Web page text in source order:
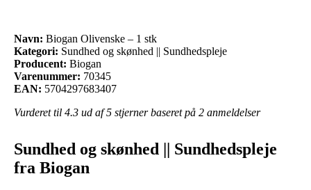
Navn: Biogan Olivenske – 1 stk
Kategori: Sundhed og skønhed || Sundhedspleje
Producent: Biogan
Varenummer: 70345
EAN: 5704297683407
Vurderet til 4.3 ud af 5 stjerner baseret på 2 anmeldelser
Sundhed og skønhed || Sundhedspleje
fra Biogan